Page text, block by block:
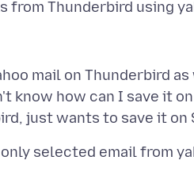
mail on Thunderbird
know how can I save it